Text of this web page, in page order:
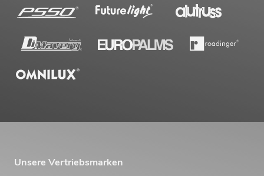
Unsere Vertriebsmarken